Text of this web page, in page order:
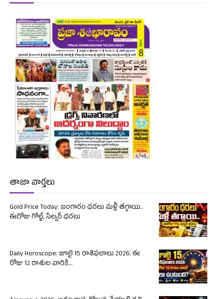
తాజా వార్తలు
Gold Price Today: బంగారం ధరలు మళ్లీ తగ్గాయి..
ఈరోజు గోల్డ్, సిల్వర్ ధరలు
Daily Horoscope: జూలై 15 రాశిఫలాలు 2026: ఈ
రోజు 12 రాశుల వారికి...